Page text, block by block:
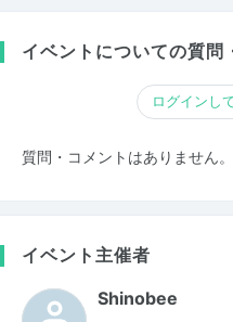
イベントについての質問
ログインし
質問・コメントはありません。
イベント主催者
Shinobee